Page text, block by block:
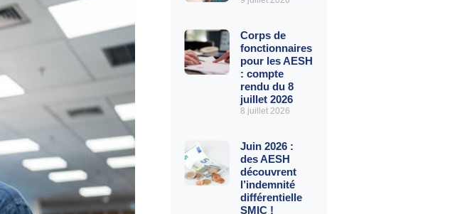
Corps de
fonctionnaires
pour les AESH
: compte
rendu du 8
juillet 2026
8 juillet 2026
Juin 2026 :
des AESH
découvrent
l’indemnité
différentielle
SMIC !